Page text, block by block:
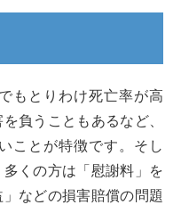
もとりわけ死亡率が高
負うこともあるなど、
ことが特徴です。そし
くの方は「慰謝料」を
などの損害賠償の問題